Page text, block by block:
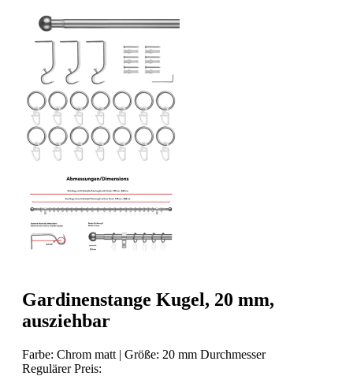
Gardinenstange Kugel, 20 mm,
ausziehbar
Farbe: Chrom matt | Größe: 20 mm Durchmesser
Regulärer Preis: